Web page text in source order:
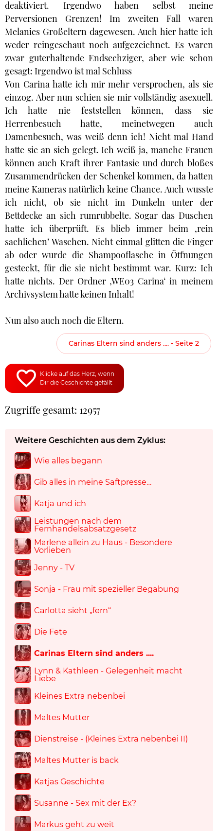
deaktiviert. Irgendwo haben selbst meine
Perversionen Grenzen! Im zweiten Fall waren
Melanies Großeltern dagewesen. Auch hier hatte ich
weder reingeschaut noch aufgezeichnet. Es waren
zwar guterhaltende Endsechziger, aber wie schon
gesagt: Irgendwo ist mal Schluss
Von Carina hatte ich mir mehr versprochen, als sie
einzog. Aber nun schien sie mir vollständig asexuell.
Ich hatte nie feststellen können, dass sie
Herrenbesuch hatte, meinetwegen auch
Damenbesuch, was weiß denn ich! Nicht mal Hand
hatte sie an sich gelegt. Ich weiß ja, manche Frauen
können auch Kraft ihrer Fantasie und durch bloßes
Zusammendrücken der Schenkel kommen, da hatten
meine Kameras natürlich keine Chance. Auch wusste
ich nicht, ob sie nicht im Dunkeln unter der
Bettdecke an sich rumrubbelte. Sogar das Duschen
hatte ich überprüft. Es blieb immer beim ‚rein
sachlichen‘ Waschen. Nicht einmal glitten die Finger
ab oder wurde die Shampooflasche in Öffnungen
gesteckt, für die sie nicht bestimmt war. Kurz: Ich
hatte nichts. Der Ordner ‚WE03 Carina‘ in meinem
Archivsystem hatte keinen Inhalt!
Nun also auch noch die Eltern.
Carinas Eltern sind anders .... - Seite 2
Klicke auf das Herz, wenn
Dir die Geschichte gefällt
Zugriffe gesamt: 12957
Weitere Geschichten aus dem Zyklus:
Wie alles begann
Gib alles in meine Saftpresse…
Katja und ich
Leistungen nach dem
Fernhandelsabsatzgesetz
Marlene allein zu Haus - Besondere
Vorlieben
Jenny - TV
Sonja - Frau mit spezieller Begabung
Carlotta sieht „fern“
Die Fete
Carinas Eltern sind anders ....
Lynn & Kathleen - Gelegenheit macht
Liebe
Kleines Extra nebenbei
Maltes Mutter
Dienstreise - (Kleines Extra nebenbei II)
Maltes Mutter is back
Katjas Geschichte
Susanne - Sex mit der Ex?
Markus geht zu weit